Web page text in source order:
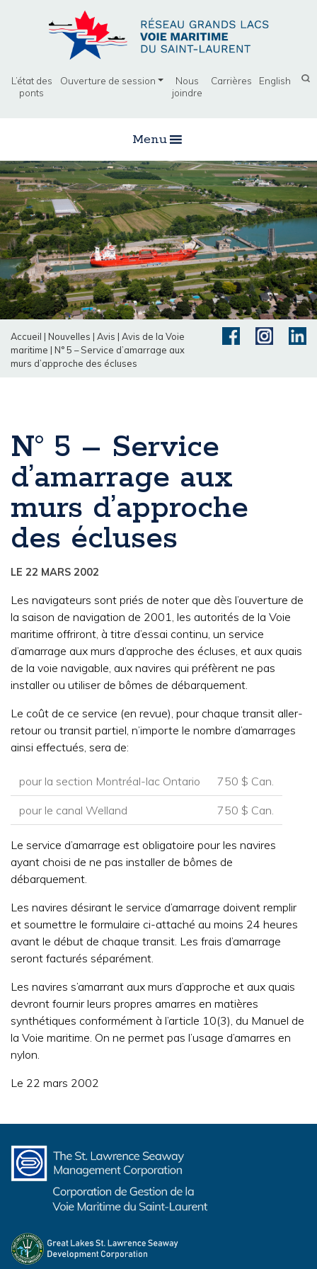
L’état des
ponts
Ouverture de session
Nous
joindre
Carrières English
Menu
Accueil | Nouvelles | Avis | Avis de la Voie
maritime | N° 5 – Service d’amarrage aux
murs d’approche des écluses
N° 5 – Service
d’amarrage aux
murs d’approche
des écluses
LE 22 MARS 2002
Les navigateurs sont priés de noter que dès l’ouverture de
la saison de navigation de 2001, les autorités de la Voie
maritime offriront, à titre d’essai continu, un service
d’amarrage aux murs d’approche des écluses, et aux quais
de la voie navigable, aux navires qui préfèrent ne pas
installer ou utiliser de bômes de débarquement.
Le coût de ce service (en revue), pour chaque transit aller-
retour ou transit partiel, n’importe le nombre d’amarrages
ainsi effectués, sera de:
pour la section Montréal-lac Ontario 750 $ Can.
pour le canal Welland 750 $ Can.
Le service d’amarrage est obligatoire pour les navires
ayant choisi de ne pas installer de bômes de
débarquement.
Les navires désirant le service d’amarrage doivent remplir
et soumettre le formulaire ci-attaché au moins 24 heures
avant le début de chaque transit. Les frais d’amarrage
seront facturés séparément.
Les navires s’amarrant aux murs d’approche et aux quais
devront fournir leurs propres amarres en matières
synthétiques conformément à l’article 10(3), du Manuel de
la Voie maritime. On ne permet pas l’usage d’amarres en
nylon.
Le 22 mars 2002